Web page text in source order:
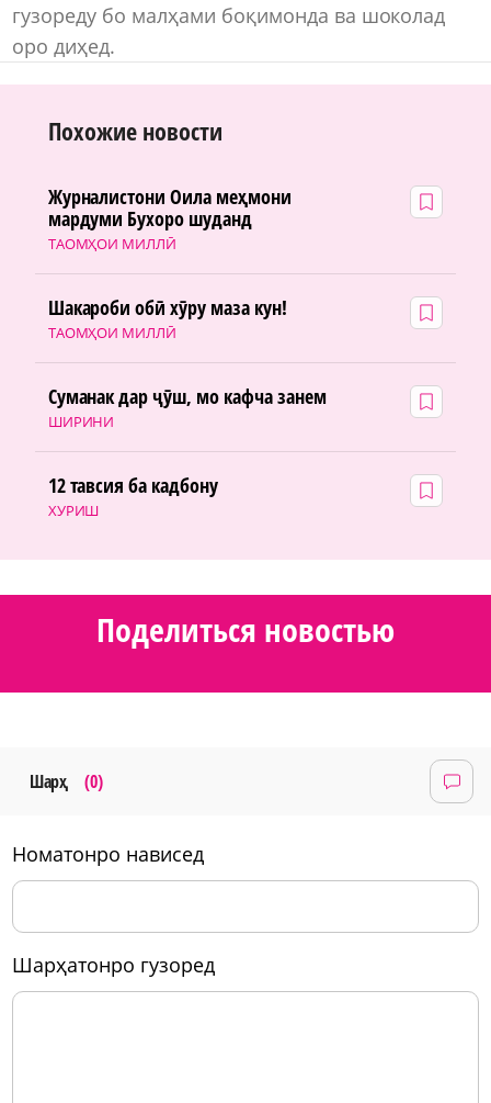
гузореду бо малҳами боқимонда ва шоколад
оро диҳед.
Похожие новости
ТАОМҲОИ МИЛЛӢ
Журналистони Оила меҳмони
мардуми Бухоро шуданд
ТАОМҲОИ МИЛЛӢ
Шакароби обӣ хӯру маза кун!
ШИРИНИ
Суманак дар ҷӯш, мо кафча занем
ХУРИШ
12 тавсия ба кадбону
Поделиться новостью
Шарҳ (0)
номатонро нависед
шарҳатонро гузоред